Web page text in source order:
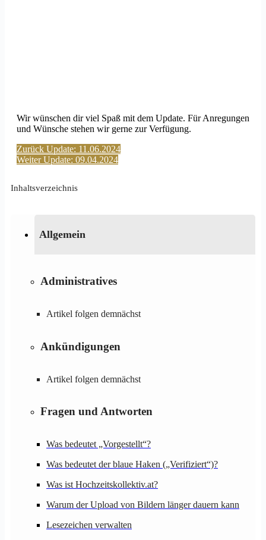
Allgemein
Administratives
Artikel folgen demnächst
Ankündigungen
Artikel folgen demnächst
Fragen und Antworten
Was bedeutet „Vorgestellt“?
Was bedeutet der blaue Haken („Verifiziert“)?
Was ist Hochzeitskollektiv.at?
Warum der Upload von Bildern länger dauern kann
Lesezeichen verwalten
Wir wünschen dir viel Spaß mit dem Update. Für Anregungen
und Wünsche stehen wir gerne zur Verfügung.
Zurück Update: 11.06.2024
WeiterUpdate: 09.04.2024
Inhaltsverzeichnis